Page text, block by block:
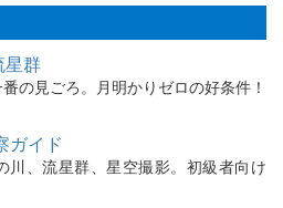
星群
の見ごろ。月明かりゼロの好条件！
ガイド
川、流星群、星空撮影。初級者向け